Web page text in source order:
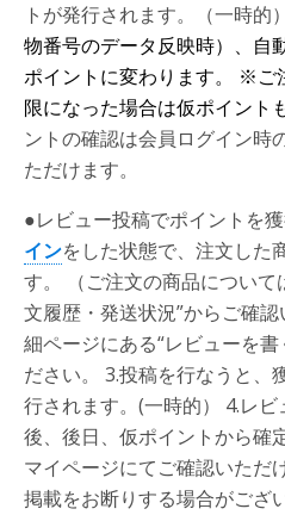
トが発行されます。（一時的）
物番号のデータ反映時）、自
ポイントに変わります。
※ご
限になった場合は仮ポイント
ントの確認は会員ログイン時
ただけます。
●レビュー投稿でポイントを
インをした状態で、注文した
す。 （ご注文の商品について
文履歴・発送状況”からご確
細ページにある“レビューを書
ださい。 3.投稿を行なうと、
行されます。(一時的） 4.レ
後、後日、仮ポイントから確
マイページにてご確認いた
掲載をお断りする場合がござ